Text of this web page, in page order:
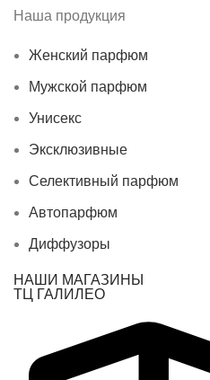
Наша продукция
Женский парфюм
Мужской парфюм
Унисекс
Эксклюзивные
Селективный парфюм
Автопарфюм
Диффузоры
НАШИ МАГАЗИНЫ
ТЦ ГАЛИЛЕО